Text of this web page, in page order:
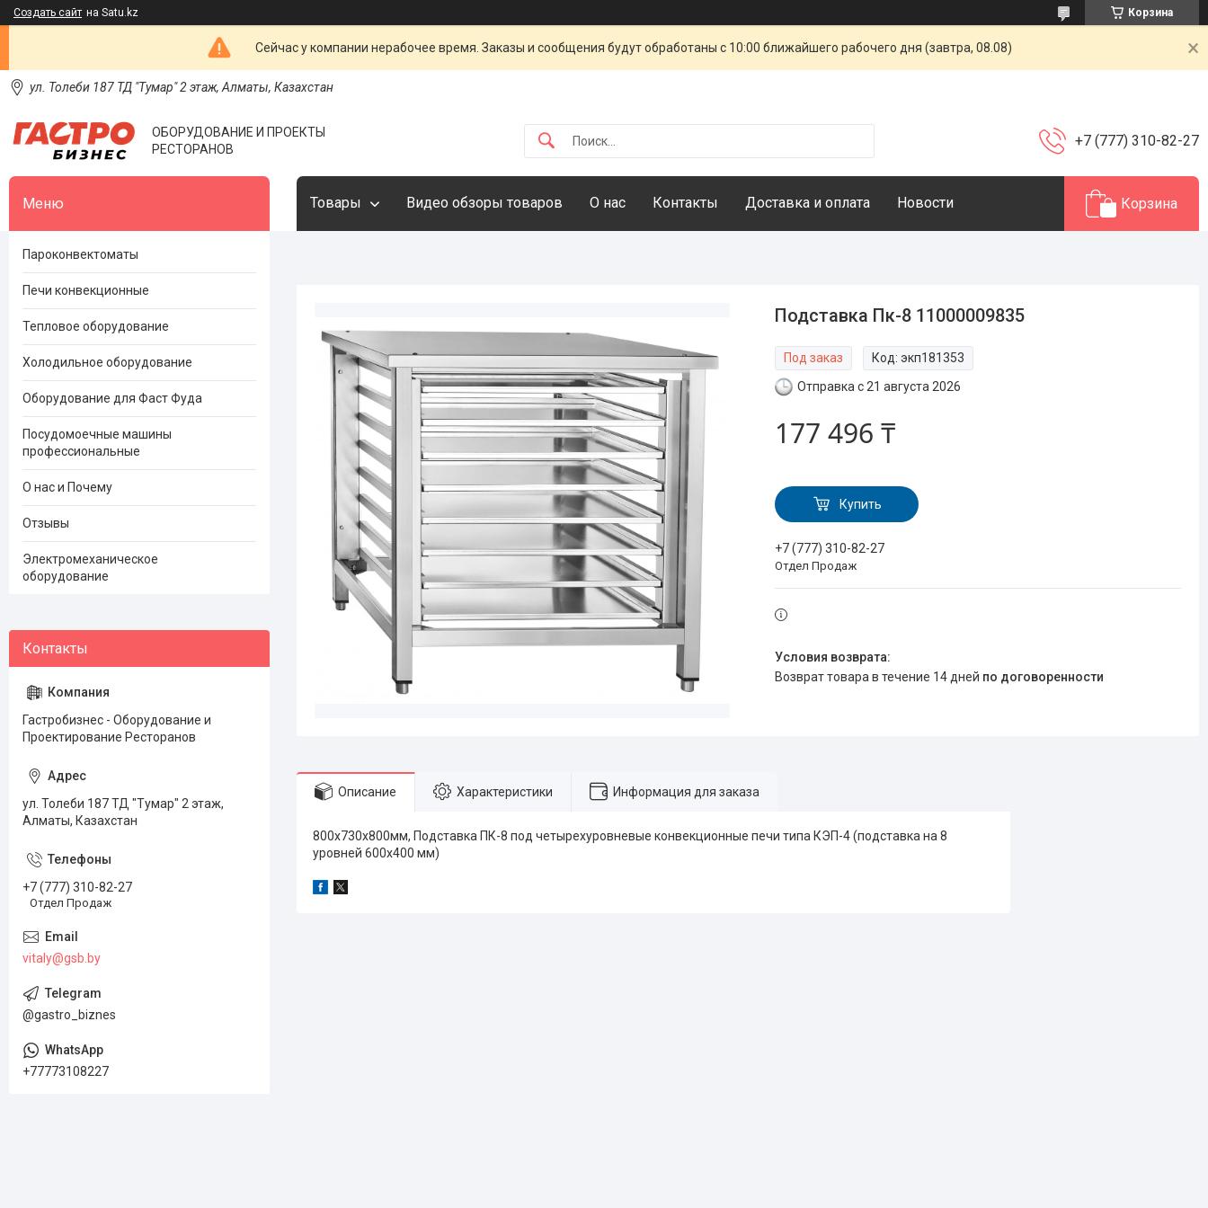
Создать сайт на Satu.kz Корзина
Сейчас у компании нерабочее время. Заказы и сообщения будут обработаны с 10:00 ближайшего рабочего дня (завтра, 08.08)
ул. Толеби 187 ТД "Тумар" 2 этаж, Алматы, Казахстан
ОБОРУДОВАНИЕ И ПРОЕКТЫ
РЕСТОРАНОВ
+7 (777) 310-82-27
Товары Видео обзоры товаров О нас Контакты Доставка и оплата Новости Корзина
Подставка Пк-8 11000009835
Под заказ Код:экп181353
Отправка с 21 августа 2026
177 496 ₸
Купить
+7 (777) 310-82-27
Отдел Продаж
возврат товара в течение 14 дней по договоренности
Описание Характеристики Информация для заказа
800х730х800мм, Подставка ПК-8 под четырехуровневые конвекционные печи типа КЭП-4 (подставка на 8
уровней 600х400 мм)
Пароконвектоматы
Печи конвекционные
Тепловое оборудование
Холодильное оборудование
Оборудование для Фаст Фуда
Посудомоечные машины
профессиональные
О нас и Почему
Отзывы
Электромеханическое
оборудование
Гастробизнес - Оборудование и
Проектирование Ресторанов
ул. Толеби 187 ТД "Тумар" 2 этаж,
Алматы, Казахстан
+7 (777) 310-82-27
Отдел Продаж
vitaly@gsb.by
@gastro_biznes
+77773108227